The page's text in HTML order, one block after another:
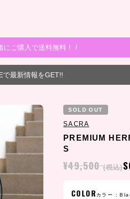
にご購入で送料無料！ /
で最新情報をGET!!
SOLD OUT
SACRA
PREMIUM
S
¥49,500 (税込)
COLORカラー :